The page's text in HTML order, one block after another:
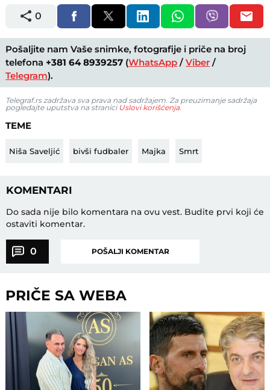
0
Pošaljite nam Vaše snimke, fotografije i priče na broj
telefona +381 64 8939257 (WhatsApp /Viber /
Telegram).
Telegraf.rs zadržava sva prava nad sadržajem. Za preuzimanje sadržaja
pogledajte uputstva na stranici Uslovi korišćenja.
TEME
Niša Saveljić bivši fudbaler Majka Smrt
KOMENTARI
Do sada nije bilo komentara na ovu vest. Budite prvi koji će
ostaviti komentar.
0 POŠALJI KOMENTAR
PRIČE SA WEBA